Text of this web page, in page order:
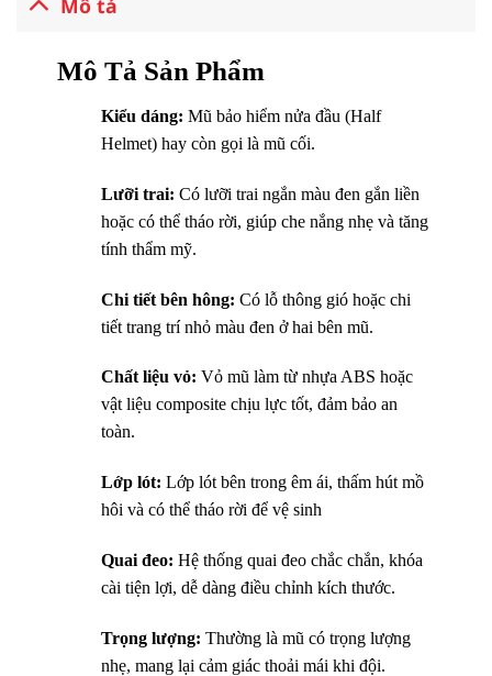
Mô Tả Sản Phẩm
Kiểu dáng: Mũ bảo hiểm nửa đầu (Half
Helmet) hay còn gọi là mũ cối.
Lưỡi trai: Có lưỡi trai ngắn màu đen gắn liền
hoặc có thể tháo rời, giúp che nắng nhẹ và tăng
tính thẩm mỹ.
Chi tiết bên hông: Có lỗ thông gió hoặc chi
tiết trang trí nhỏ màu đen ở hai bên mũ.
Chất liệu vỏ: Vỏ mũ làm từ nhựa ABS hoặc
vật liệu composite chịu lực tốt, đảm bảo an
toàn.
Lớp lót: Lớp lót bên trong êm ái, thấm hút mồ
hôi và có thể tháo rời để vệ sinh
Quai đeo: Hệ thống quai đeo chắc chắn, khóa
cài tiện lợi, dễ dàng điều chỉnh kích thước.
Trọng lượng: Thường là mũ có trọng lượng
nhẹ, mang lại cảm giác thoải mái khi đội.